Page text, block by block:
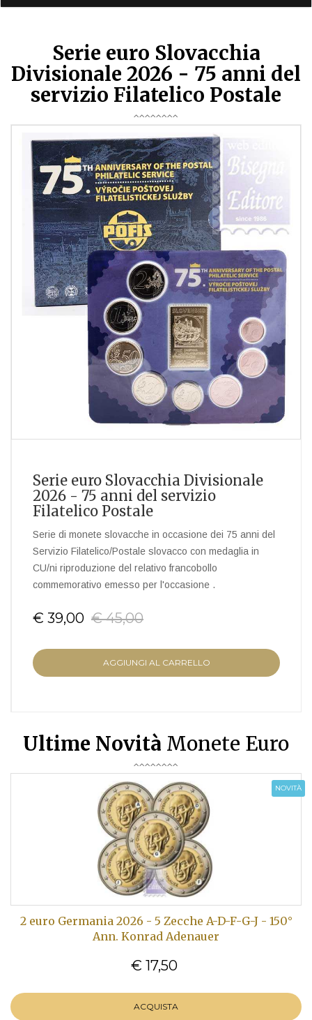
Serie euro Slovacchia
Divisionale 2026 - 75 anni del
servizio Filatelico Postale
Serie euro Slovacchia Divisionale
2026 - 75 anni del servizio
Filatelico Postale
Serie di monete slovacche in occasione dei 75 anni del
Servizio Filatelico/Postale slovacco con medaglia in
CU/ni riproduzione del relativo francobollo
commemorativo emesso per l'occasione .
€ 39,00 € 45,00
AGGIUNGI AL CARRELLO
Ultime Novità Monete Euro
NOVITÀ
2 euro Germania 2026 - 5 Zecche A-D-F-G-J - 150°
Ann. Konrad Adenauer
€ 17,50
ACQUISTA